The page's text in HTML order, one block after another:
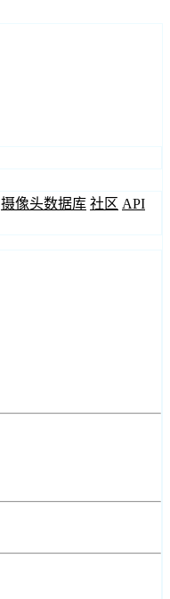
摄像头数据库 社区 API